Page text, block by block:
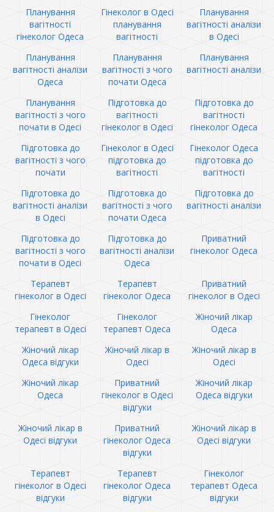
Планування
вагітності
гінеколог Одеса
Гінеколог в Одесі
планування
вагітності
Планування
вагітності аналізи
в Одесі
Планування
вагітності аналізи
Одеса
Планування
вагітності з чого
почати Одеса
Планування
вагітності аналізи
Планування
вагітності з чого
почати в Одесі
Підготовка до
вагітності
гінеколог в Одесі
Підготовка до
вагітності
гінеколог Одеса
Підготовка до
вагітності з чого
почати
Гінеколог в Одесі
підготовка до
вагітності
Гінеколог Одеса
підготовка до
вагітності
Підготовка до
вагітності аналізи
в Одесі
Підготовка до
вагітності з чого
почати Одеса
Підготовка до
вагітності аналізи
Підготовка до
вагітності з чого
почати в Одесі
Підготовка до
вагітності аналізи
Одеса
Приватний
гінеколог Одеса
Терапевт
гінеколог в Одесі
Терапевт
гінеколог Одеса
Приватний
гінеколог в Одесі
Гінеколог
терапевт в Одесі
Гінеколог
терапевт Одеса
Жіночий лікар
Одеса
Жіночий лікар
Одеса відгуки
Жіночий лікар в
Одесі
Жіночий лікар в
Одесі
Жіночий лікар
Одеса
Приватний
гінеколог в Одесі
відгуки
Жіночий лікар
Одеса відгуки
Жіночий лікар в
Одесі відгуки
Приватний
гінеколог Одеса
відгуки
Жіночий лікар в
Одесі відгуки
Терапевт
гінеколог в Одесі
відгуки
Терапевт
гінеколог Одеса
відгуки
Гінеколог
терапевт Одеса
відгуки